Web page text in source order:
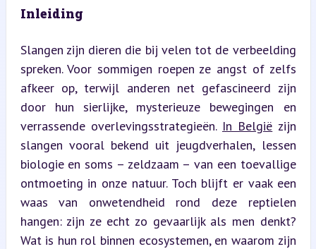
Inleiding
Slangen zijn dieren die bij velen tot de verbeelding
spreken. Voor sommigen roepen ze angst of zelfs
afkeer op, terwijl anderen net gefascineerd zijn
door hun sierlijke, mysterieuze bewegingen en
verrassende overlevingsstrategieën. In België zijn
slangen vooral bekend uit jeugdverhalen, lessen
biologie en soms – zeldzaam – van een toevallige
ontmoeting in onze natuur. Toch blijft er vaak een
waas van onwetendheid rond deze reptielen
hangen: zijn ze echt zo gevaarlijk als men denkt?
Wat is hun rol binnen ecosystemen, en waarom zijn